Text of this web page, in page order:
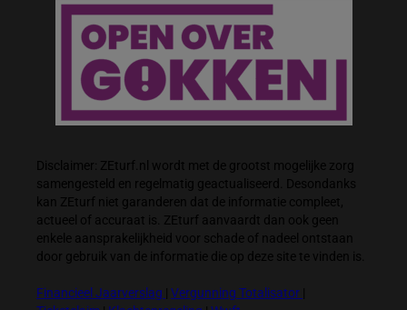
Disclaimer: ZEturf.nl wordt met de grootst mogelijke zorg
samengesteld en regelmatig geactualiseerd. Desondanks
kan ZEturf niet garanderen dat de informatie compleet,
actueel of accuraat is. ZEturf aanvaardt dan ook geen
enkele aansprakelijkheid voor schade of nadeel ontstaan
door gebruik van de informatie die op deze site te vinden is.
Financieel Jaarverslag Vergunning Totalisator